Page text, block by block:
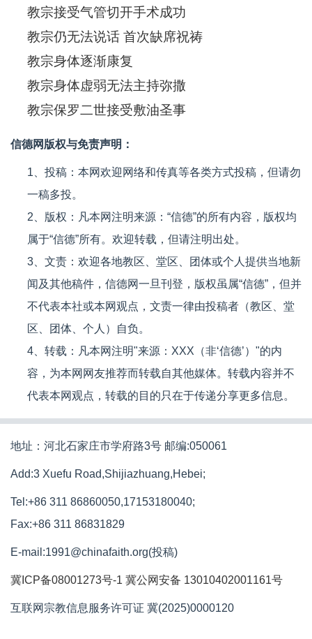
教宗接受气管切开手术成功
教宗仍无法说话 首次缺席祝祷
教宗身体逐渐康复
教宗身体虚弱无法主持弥撒
教宗保罗二世接受敷油圣事
信德网版权与免责声明：
1、投稿：本网欢迎网络和传真等各类方式投稿，但请勿
一稿多投。
2、版权：凡本网注明来源：“信德”的所有内容，版权均
属于“信德”所有。欢迎转载，但请注明出处。
3、文责：欢迎各地教区、堂区、团体或个人提供当地新
闻及其他稿件，信德网一旦刊登，版权虽属“信德”，但并
不代表本社或本网观点，文责一律由投稿者（教区、堂
区、团体、个人）自负。
4、转载：凡本网注明"来源：XXX（非‘信德’）"的内
容，为本网网友推荐而转载自其他媒体。转载内容并不
代表本网观点，转载的目的只在于传递分享更多信息。
地址：河北石家庄市学府路3号 邮编:050061
Add:3 Xuefu Road,Shijiazhuang,Hebei;
Tel:+86 311 86860050,17153180040;
Fax:+86 311 86831829
E-mail:1991@chinafaith.org(投稿)
冀ICP备08001273号-1 冀公网安备 13010402001161号
互联网宗教信息服务许可证 冀(2025)0000120